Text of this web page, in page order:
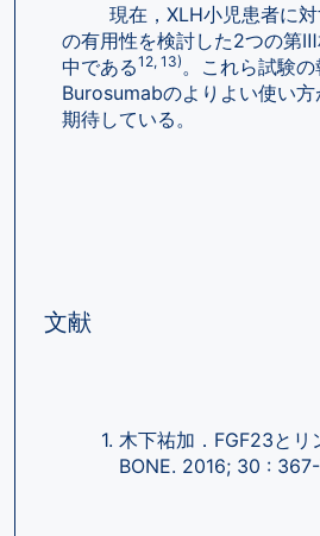
の有用性を検討した2つの第
中である12, 13) 。これら試験の
Burosumabのよりよい使い
期待している。
文献
木下祐加．FGF23とリ
BONE. 2016; 30 :